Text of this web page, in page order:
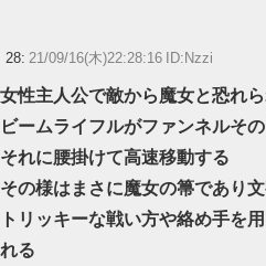
28: 21/09/16(木)22:28:16 ID:Nzzi
女性主人公で敵から魔女と恐れ
ビームライフルがファンネルそ
それに腰掛けて高速移動する
その様はまさに魔女の箒であり
トリッキーな戦い方や絡め手を
れる